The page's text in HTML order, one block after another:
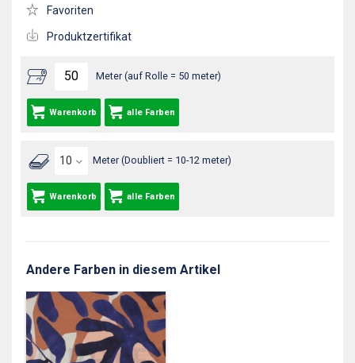
Meter (auf Rolle = 50 meter)
Warenkorb alle Farben
Meter (Doubliert = 10-12 meter)
Warenkorb alle Farben
Favoriten
Produktzertifikat
Andere Farben in diesem Artikel